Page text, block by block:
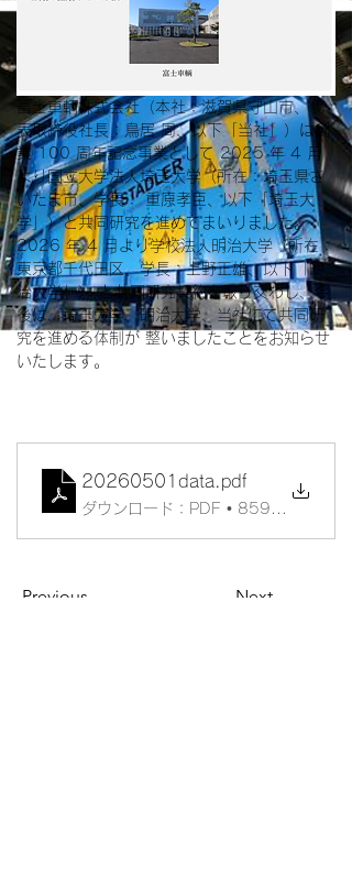
富士車輌株式会社（本社：滋賀県守山市、代
表取締役社長：鳥居 周、以下「当社」）は創
業 100 周年記念事業として 2025 年 4 月
より国立大学法人埼玉大学（所在：埼玉県さ
いたま市、学長： 重原孝臣、以下「埼玉大
学」）と共同研究を進めてまいりました。
2026 年 4 月より学校法人明治大学（所在：
東京都千代田区、学長：上野正雄、以下「明
治大学」） と共同研究契約を取り交わし、今
後は、埼玉大学、明治大学、当社にて共同研
究を進める体制が 整いましたことをお知らせ
いたします。
20260501data .pdf
ダウンロード：PDF • 859KB
Previous Next